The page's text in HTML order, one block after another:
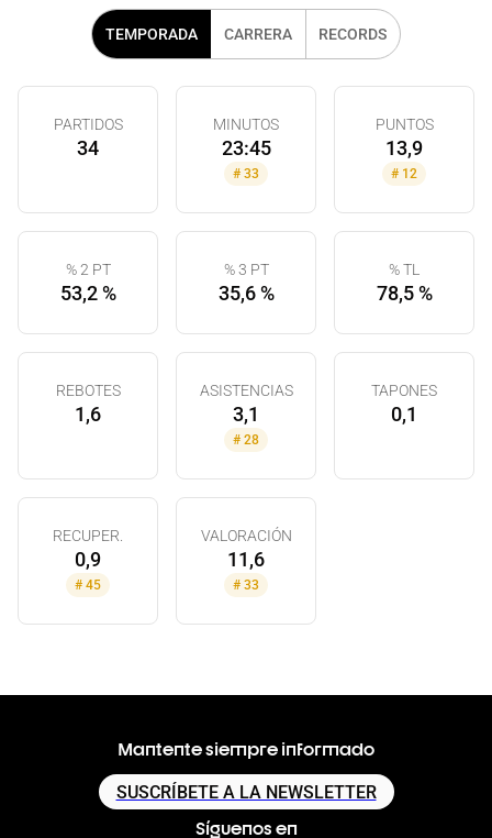
TEMPORADA CARRERA RECORDS
PARTIDOS
34
MINUTOS
23:45
# 33
PUNTOS
13,9
# 12
% 2 PT
53,2 %
% 3 PT
35,6 %
% TL
78,5 %
REBOTES
1,6
ASISTENCIAS
3,1
# 28
TAPONES
0,1
RECUPER.
0,9
# 45
VALORACIÓN
11,6
# 33
Mantente siempre informado
SUSCRÍBETE A LA NEWSLETTER
Síguenos en